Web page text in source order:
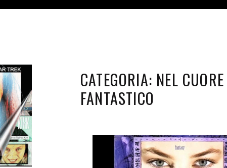
CATEGORIA: NEL
FANTASTICO